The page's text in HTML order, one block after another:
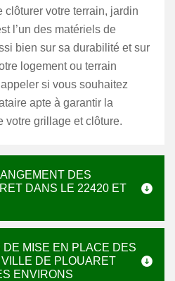
clôturer votre terrain, jardin
l’un des matériels de
bien sur sa durabilité et sur
logement ou terrain
si vous souhaitez
apte à garantir la
votre grillage et clôture.
DES
DANS LE 22420 ET
MISE EN PLACE DES
DE PLOUARET
ENVIRONS